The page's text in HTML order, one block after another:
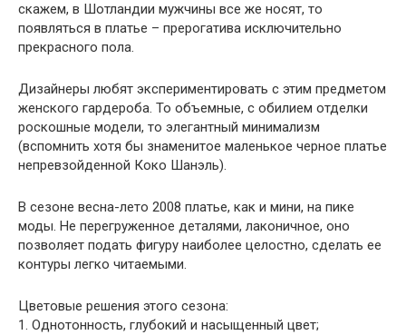
скажем, в Шотландии мужчины все же носят, то
появляться в платье – прерогатива исключительно
прекрасного пола.
Дизайнеры любят экспериментировать с этим предметом
женского гардероба. То объемные, с обилием отделки
роскошные модели, то элегантный минимализм
(вспомнить хотя бы знаменитое маленькое черное платье
непревзойденной Коко Шанэль).
В сезоне весна-лето 2008 платье, как и мини, на пике
моды. Не перегруженное деталями, лаконичное, оно
позволяет подать фигуру наиболее целостно, сделать ее
контуры легко читаемыми.
Цветовые решения этого сезона:
1. Однотонность, глубокий и насыщенный цвет;